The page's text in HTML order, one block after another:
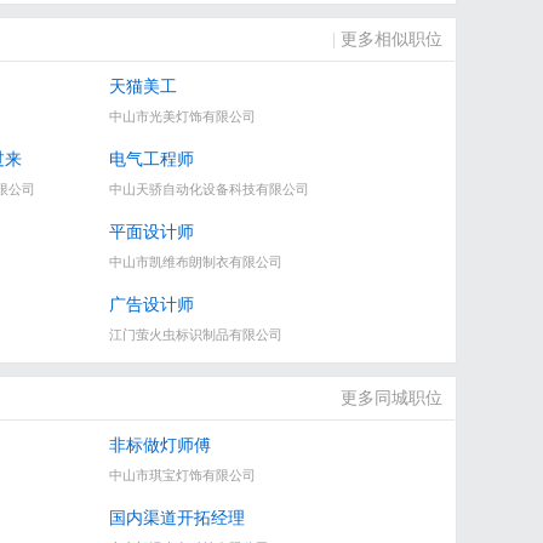
| 更多相似职位
天猫美工
中山市光美灯饰有限公司
来
公司
电气工程师
中山天骄自动化设备科技有限公司
平面设计师
中山市凯维布朗制衣有限公司
广告设计师
江门萤火虫标识制品有限公司
更多同城职位
非标做灯师傅
中山市琪宝灯饰有限公司
国内渠道开拓经理